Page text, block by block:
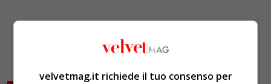
velvetmag.it richiede il tuo consenso per